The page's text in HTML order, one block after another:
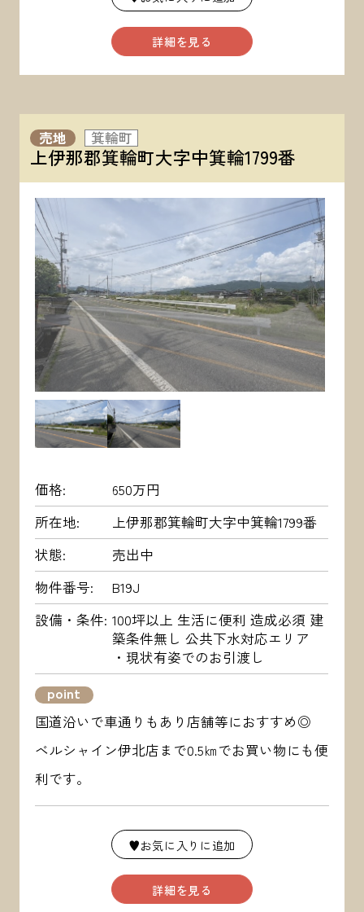
詳細を見る
売地 箕輪町
上伊那郡箕輪町大字中箕輪1799番
価格
650万円
所在地
上伊那郡箕輪町大字中箕輪1799番
状態
売出中
物件番号
B19J
設備・条件 100坪以上 生活に便利 造成必須 建
築条件無し 公共下水対応エリア
・現状有姿でのお引渡し
point
国道沿いで車通りもあり店舗等におすすめ◎
ベルシャイン伊北店まで0.5㎞でお買い物にも便
利です。
♥お気に入りに追加
詳細を見る